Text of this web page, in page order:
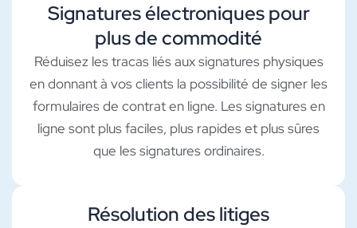
Signatures électroniques pour
plus de commodité
Réduisez les tracas liés aux signatures physiques
en donnant à vos clients la possibilité de signer les
formulaires de contrat en ligne. Les signatures en
ligne sont plus faciles, plus rapides et plus sûres
que les signatures ordinaires.
Résolution des litiges